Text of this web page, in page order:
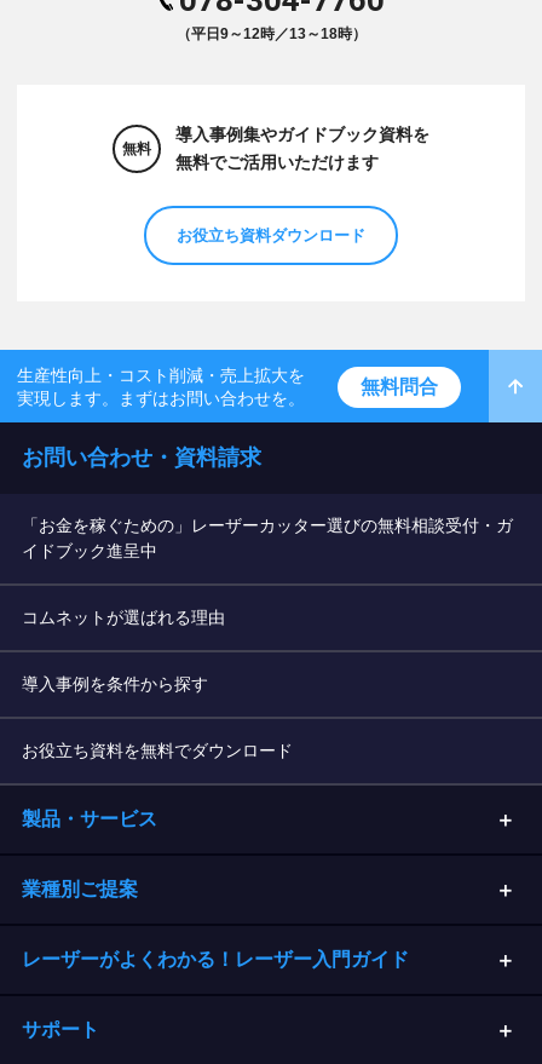
（平日9～12時／13～18時）
無料
導入事例集やガイドブック資料を
無料でご活用いただけます
お役立ち資料ダウンロード
生産性向上・コスト削減・売上拡大を
実現します。まずはお問い合わせを。
無料問合
お問い合わせ・資料請求
「お金を稼ぐための」レーザーカッター選びの無料相談受付・ガ
イドブック進呈中
コムネットが選ばれる理由
導入事例を条件から探す
お役立ち資料を無料でダウンロード
製品・サービス
業種別ご提案
レーザーがよくわかる！レーザー入門ガイド
サポート